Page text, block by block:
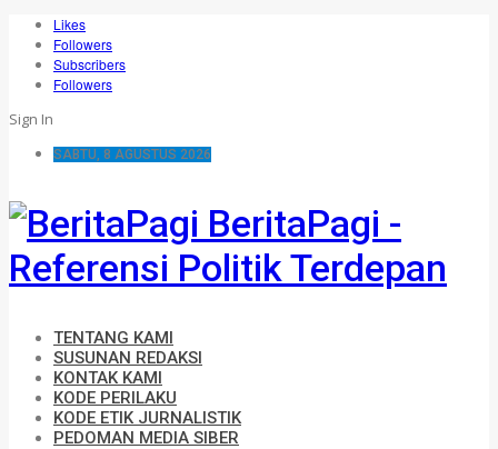
Likes
Followers
Subscribers
Followers
Sign In
SABTU, 8 AGUSTUS 2026
BeritaPagi -
Referensi Politik Terdepan
TENTANG KAMI
SUSUNAN REDAKSI
KONTAK KAMI
KODE PERILAKU
KODE ETIK JURNALISTIK
PEDOMAN MEDIA SIBER